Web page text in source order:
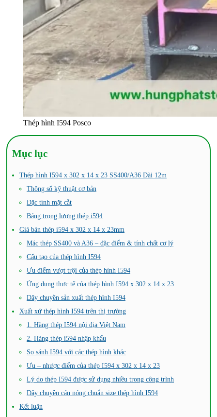
Thép hình I594 Posco
Mục lục
Thép hình I594 x 302 x 14 x 23 SS400/A36 Dài 12m
Thông số kỹ thuật cơ bản
Đặc tính mặt cắt
Bảng trọng lượng thép i594
Giá bán thép i594 x 302 x 14 x 23mm
Mác thép SS400 và A36 – đặc điểm & tính chất cơ lý
Cấu tạo của thép hình I594
Ưu điểm vượt trội của thép hình I594
Ứng dụng thực tế của thép hình I594 x 302 x 14 x 23
Dây chuyền sản xuất thép hình I594
Xuất xứ thép hình I594 trên thị trường
1. Hàng thép I594 nội địa Việt Nam
2. Hàng thép i594 nhập khẩu
So sánh I594 với các thép hình khác
Ưu – nhược điểm của thép I594 x 302 x 14 x 23
Lý do thép I594 được sử dụng nhiều trong công trình
Dây chuyền cán nóng chuẩn size thép hình I594
Kết luận